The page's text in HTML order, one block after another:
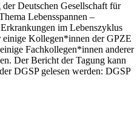
Deutschen Gesellschaft für
Lebensspannen –
im Lebenszyklus
Kollegen*innen der GPZE
Fachkollegen*innen anderer
Der Bericht der Tagung kann
DGSP gelesen werden: DGSP